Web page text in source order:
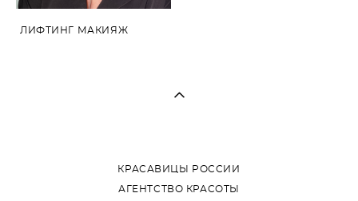
ЛИФТИНГ МАКИЯЖ
КРАСАВИЦЫ РОССИИ
АГЕНТСТВО КРАСОТЫ